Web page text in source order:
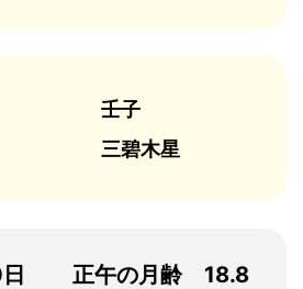
壬子
三碧木星
正午の月齢 18.8